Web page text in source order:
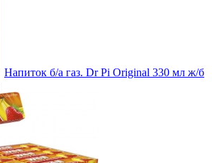
Напиток б/а газ. Dr Pi Original 330 мл ж/б